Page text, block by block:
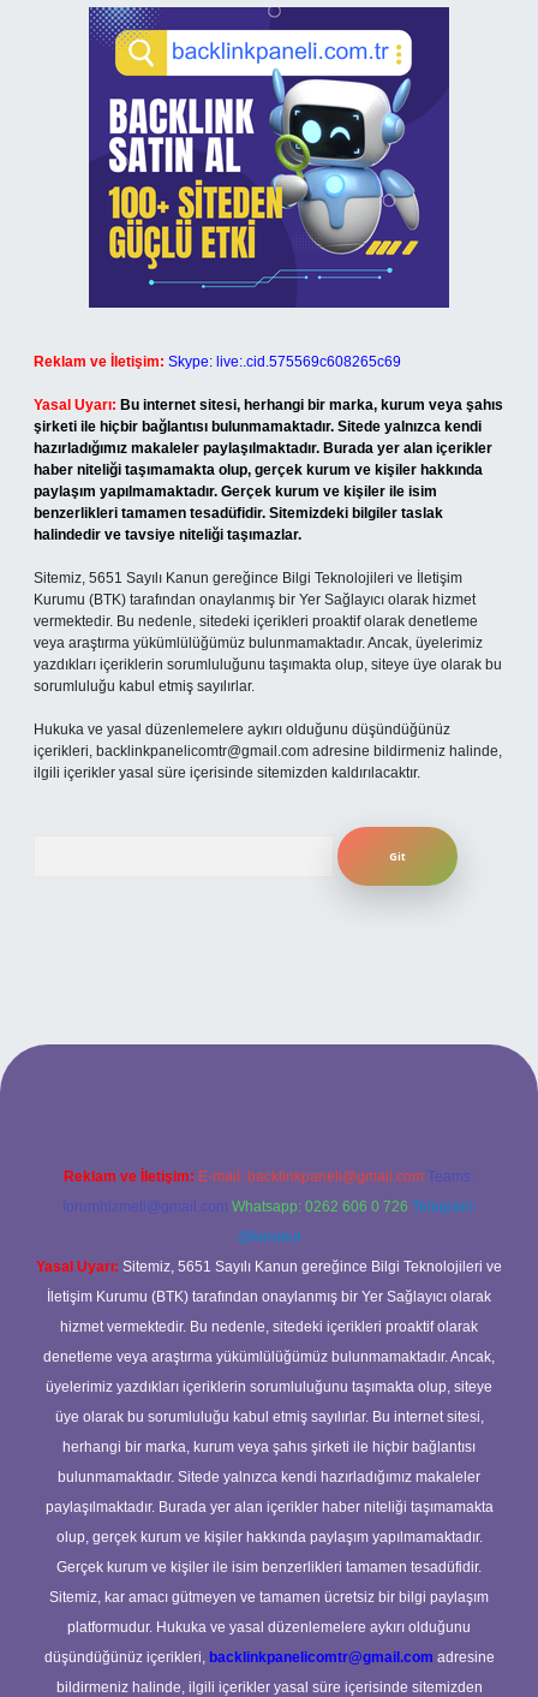
Reklam ve İletişim: Skype: live:.cid.575569c608265c69
Yasal Uyarı: Bu internet sitesi, herhangi bir marka, kurum veya şahıs
şirketi ile hiçbir bağlantısı bulunmamaktadır. Sitede yalnızca kendi
hazırladığımız makaleler paylaşılmaktadır. Burada yer alan içerikler
haber niteliği taşımamakta olup, gerçek kurum ve kişiler hakkında
paylaşım yapılmamaktadır. Gerçek kurum ve kişiler ile isim
benzerlikleri tamamen tesadüfidir. Sitemizdeki bilgiler taslak
halindedir ve tavsiye niteliği taşımazlar.
Sitemiz, 5651 Sayılı Kanun gereğince Bilgi Teknolojileri ve İletişim
Kurumu (BTK) tarafından onaylanmış bir Yer Sağlayıcı olarak hizmet
vermektedir. Bu nedenle, sitedeki içerikleri proaktif olarak denetleme
veya araştırma yükümlülüğümüz bulunmamaktadır. Ancak, üyelerimiz
yazdıkları içeriklerin sorumluluğunu taşımakta olup, siteye üye olarak bu
sorumluluğu kabul etmiş sayılırlar.
Hukuka ve yasal düzenlemelere aykırı olduğunu düşündüğünüz
içerikleri, backlinkpanelicomtr@gmail.com adresine bildirmeniz halinde,
ilgili içerikler yasal süre içerisinde sitemizden kaldırılacaktır.
giriş
Reklam ve İletişim: E-mail: backlinkpaneli@gmail.com Teams:
forumhizmeti@gmail.com Whatsapp: 0262 606 0 726 Telegram:
@karabul
Yasal Uyarı: Sitemiz, 5651 Sayılı Kanun gereğince Bilgi Teknolojileri ve
İletişim Kurumu (BTK) tarafından onaylanmış bir Yer Sağlayıcı olarak
hizmet vermektedir. Bu nedenle, sitedeki içerikleri proaktif olarak
denetleme veya araştırma yükümlülüğümüz bulunmamaktadır. Ancak,
üyelerimiz yazdıkları içeriklerin sorumluluğunu taşımakta olup, siteye
üye olarak bu sorumluluğu kabul etmiş sayılırlar. Bu internet sitesi,
herhangi bir marka, kurum veya şahıs şirketi ile hiçbir bağlantısı
bulunmamaktadır. Sitede yalnızca kendi hazırladığımız makaleler
paylaşılmaktadır. Burada yer alan içerikler haber niteliği taşımamakta
olup, gerçek kurum ve kişiler hakkında paylaşım yapılmamaktadır.
Gerçek kurum ve kişiler ile isim benzerlikleri tamamen tesadüfidir.
Sitemiz, kar amacı gütmeyen ve tamamen ücretsiz bir bilgi paylaşım
platformudur. Hukuka ve yasal düzenlemelere aykırı olduğunu
düşündüğünüz içerikleri, backlinkpanelicomtr@gmail.com adresine
bildirmeniz halinde, ilgili içerikler yasal süre içerisinde sitemizden